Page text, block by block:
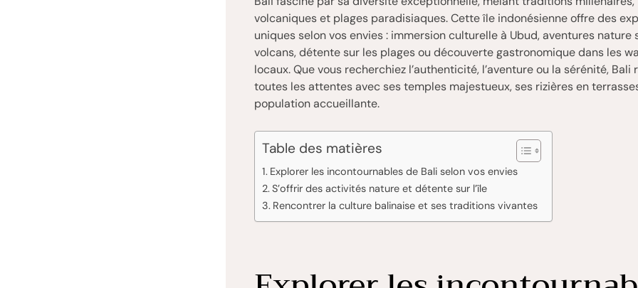
volcaniques et plages paradisiaques. Cette île indonésienne offre des
uniques selon vos envies : immersion culturelle à Ubud, aventures nature
volcans, détente sur les plages ou découverte gastronomique dans les
locaux. Que vous recherchiez l’authenticité, l’aventure ou la sérénité, Bali
toutes les attentes avec ses temples majestueux, ses rizières en
population accueillante.
Table des matières
Explorer les incontournables de Bali selon vos envies
S’offrir des activités nature et détente sur l’île
Rencontrer la culture balinaise et ses traditions vivantes